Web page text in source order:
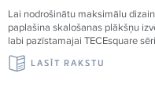
Lai nodrošinātu maksimālu
paplašina skalošanas plākšņu
labi pazīstamajai TECEsquare
LASĪT RAKSTU